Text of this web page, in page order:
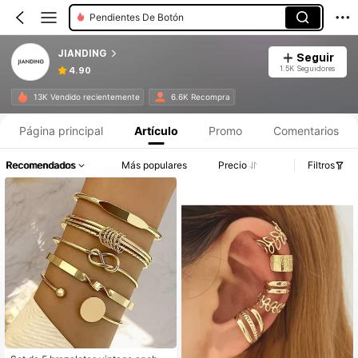
Pendientes De Botón
JIANDING
4.90
Seguir
1.5K Seguidores
13K Vendido recientemente 6.6K Recompra
Página principal Artículo Promo Comentarios
Recomendados Más populares Precio Filtros